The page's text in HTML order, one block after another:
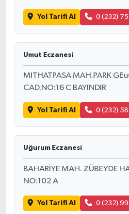
Yol Tarifi Al 0 (232)
Umut Eczanesi
MITHATPASA MAH.PARK
CAD.NO:16 C BAYINDIR
Yol Tarifi Al 0 (232)
Uğurum Eczanesi
BAHARİYE MAH. ZÜBEYDE
NO:102 A
Yol Tarifi Al 0 (232)